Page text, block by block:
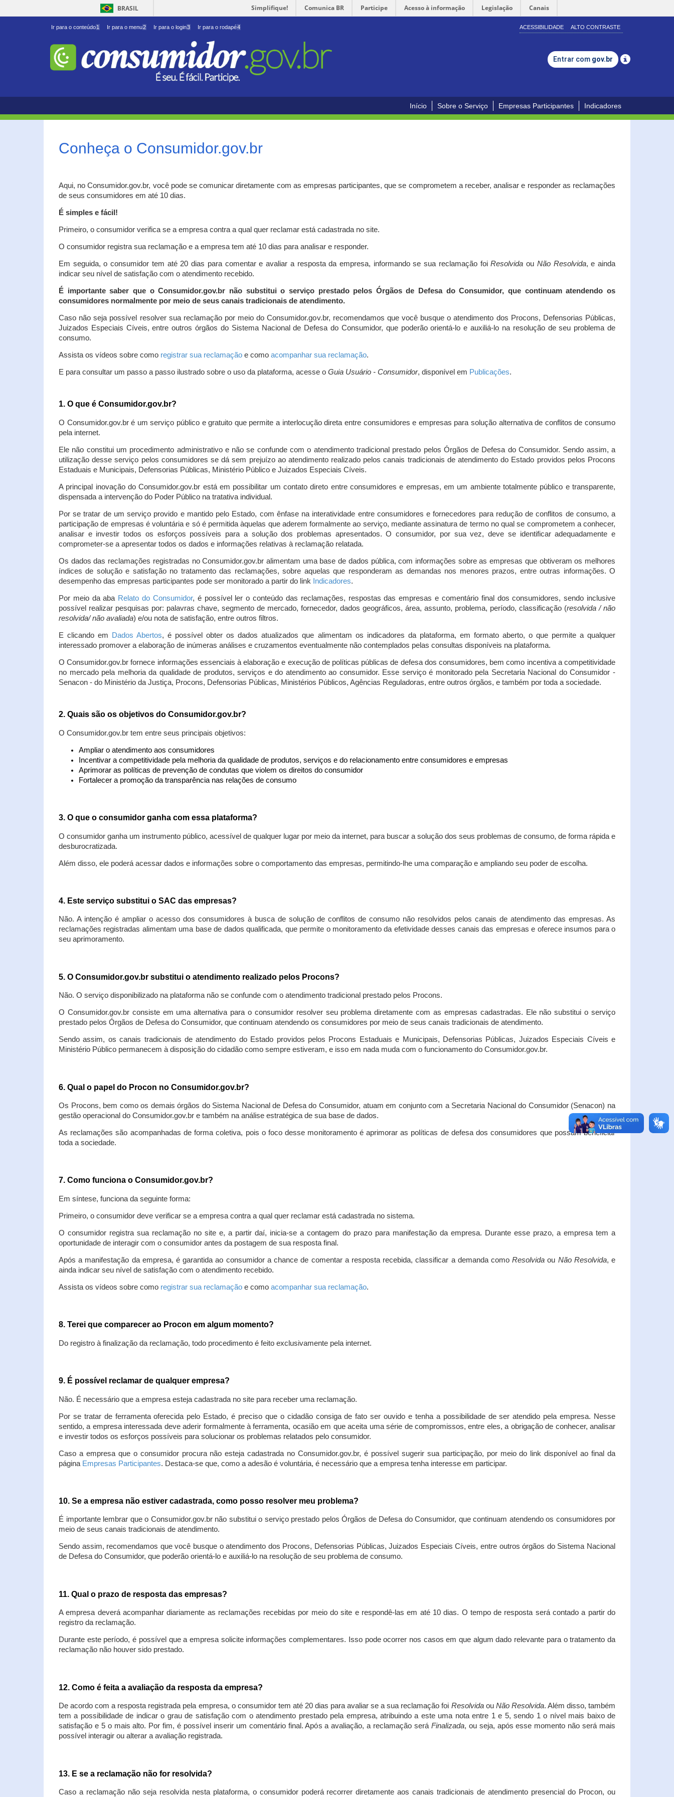
BRASIL Simplifique! Comunica BR Participe Acesso à informação Legislação Canais
Ir para o conteúdo1 Ir para o menu2 Ir para o login3 Ir para o rodapé4 ACESSIBILIDADE ALTO CONTRASTE
Entrar com gov.br
Início Sobre o Serviço Empresas Participantes Indicadores
Conheça o Consumidor.gov.br
Aqui, no Consumidor.gov.br, você pode se comunicar diretamente com as empresas participantes, que se comprometem a receber, analisar e responder as reclamações
de seus consumidores em até 10 dias.
É simples e fácil!
Primeiro, o consumidor verifica se a empresa contra a qual quer reclamar está cadastrada no site.
O consumidor registra sua reclamação e a empresa tem até 10 dias para analisar e responder.
Em seguida, o consumidor tem até 20 dias para comentar e avaliar a resposta da empresa, informando se sua reclamação foiResolvida ou Não Resolvida, e ainda
indicar seu nível de satisfação com o atendimento recebido.
É importante saber que o Consumidor.gov.br não substitui o serviço prestado pelos Órgãos de Defesa do Consumidor, que continuam atendendo os
consumidores normalmente por meio de seus canais tradicionais de atendimento.
Caso não seja possível resolver sua reclamação por meio do Consumidor.gov.br, recomendamos que você busque o atendimento dos Procons, Defensorias Públicas,
Juizados Especiais Cíveis, entre outros órgãos do Sistema Nacional de Defesa do Consumidor, que poderão orientá-lo e auxiliá-lo na resolução de seu problema de
consumo.
Assista os vídeos sobre como registrar sua reclamação e como acompanhar sua reclamação.
E para consultar um passo a passo ilustrado sobre o uso da plataforma, acesse o Guia Usuário - Consumidor, disponível em Publicações.
1. O que é Consumidor.gov.br?
O Consumidor.gov.br é um serviço público e gratuito que permite a interlocução direta entre consumidores e empresas para solução alternativa de conflitos de consumo
pela internet.
Ele não constitui um procedimento administrativo e não se confunde com o atendimento tradicional prestado pelos Órgãos de Defesa do Consumidor. Sendo assim, a
utilização desse serviço pelos consumidores se dá sem prejuízo ao atendimento realizado pelos canais tradicionais de atendimento do Estado providos pelos Procons
Estaduais e Municipais, Defensorias Públicas, Ministério Público e Juizados Especiais Cíveis.
A principal inovação do Consumidor.gov.br está em possibilitar um contato direto entre consumidores e empresas, em um ambiente totalmente público e transparente,
dispensada a intervenção do Poder Público na tratativa individual.
Por se tratar de um serviço provido e mantido pelo Estado, com ênfase na interatividade entre consumidores e fornecedores para redução de conflitos de consumo, a
participação de empresas é voluntária e só é permitida àquelas que aderem formalmente ao serviço, mediante assinatura de termo no qual se comprometem a conhecer,
analisar e investir todos os esforços possíveis para a solução dos problemas apresentados. O consumidor, por sua vez, deve se identificar adequadamente e
comprometer-se a apresentar todos os dados e informações relativas à reclamação relatada.
Os dados das reclamações registradas no Consumidor.gov.br alimentam uma base de dados pública, com informações sobre as empresas que obtiveram os melhores
índices de solução e satisfação no tratamento das reclamações, sobre aquelas que responderam as demandas nos menores prazos, entre outras informações. O
desempenho das empresas participantes pode ser monitorado a partir do link
Indicadores.
Por meio da aba Relato do Consumidor, é possível ler o conteúdo das reclamações, respostas das empresas e comentário final dos consumidores, sendo inclusive
possível realizar pesquisas por: palavras chave, segmento de mercado, fornecedor, dados geográficos, área, assunto, problema, período, classificação (resolvida / não
resolvida/ não avaliada) e/ou nota de satisfação, entre outros filtros.
E clicando em Dados Abertos, é possível obter os dados atualizados que alimentam os indicadores da plataforma, em formato aberto, o que permite a qualquer
interessado promover a elaboração de inúmeras análises e cruzamentos eventualmente não contemplados pelas consultas disponíveis na plataforma.
O Consumidor.gov.br fornece informações essenciais à elaboração e execução de políticas públicas de defesa dos consumidores, bem como incentiva a competitividade
no mercado pela melhoria da qualidade de produtos, serviços e do atendimento ao consumidor. Esse serviço é monitorado pela Secretaria Nacional do Consumidor -
Senacon - do Ministério da Justiça, Procons, Defensorias Públicas, Ministérios Públicos, Agências Reguladoras, entre outros órgãos, e também por toda a sociedade.
2. Quais são os objetivos do Consumidor.gov.br?
O Consumidor.gov.br tem entre seus principais objetivos:
Ampliar o atendimento aos consumidores
Incentivar a competitividade pela melhoria da qualidade de produtos, serviços e do relacionamento entre consumidores e empresas
Aprimorar as políticas de prevenção de condutas que violem os direitos do consumidor
Fortalecer a promoção da transparência nas relações de consumo
3. O que o consumidor ganha com essa plataforma?
O consumidor ganha um instrumento público, acessível de qualquer lugar por meio da internet, para buscar a solução dos seus problemas de consumo, de forma rápida e
desburocratizada.
Além disso, ele poderá acessar dados e informações sobre o comportamento das empresas, permitindo-lhe uma comparação e ampliando seu poder de escolha.
4. Este serviço substitui o SAC das empresas?
Não. A intenção é ampliar o acesso dos consumidores à busca de solução de conflitos de consumo não resolvidos pelos canais de atendimento das empresas. As
reclamações registradas alimentam uma base de dados qualificada, que permite o monitoramento da efetividade desses canais das empresas e oferece insumos para o
seu aprimoramento.
5. O Consumidor.gov.br substitui o atendimento realizado pelos Procons?
Não. O serviço disponibilizado na plataforma não se confunde com o atendimento tradicional prestado pelos Procons.
O Consumidor.gov.br consiste em uma alternativa para o consumidor resolver seu problema diretamente com as empresas cadastradas. Ele não substitui o serviço
prestado pelos Órgãos de Defesa do Consumidor, que continuam atendendo os consumidores por meio de seus canais tradicionais de atendimento.
Sendo assim, os canais tradicionais de atendimento do Estado providos pelos Procons Estaduais e Municipais, Defensorias Públicas, Juizados Especiais Cíveis e
Ministério Público permanecem à disposição do cidadão como sempre estiveram, e isso em nada muda com o funcionamento do Consumidor.gov.br.
6. Qual o papel do Procon no Consumidor.gov.br?
Os Procons, bem como os demais órgãos do Sistema Nacional de Defesa do Consumidor, atuam em conjunto com a Secretaria Nacional do Consumidor (Senacon) na
gestão operacional do Consumidor.gov.br e também na análise estratégica de sua base de dados.
As reclamações são acompanhadas de forma coletiva, pois o foco desse monitoramento é aprimorar as políticas de defesa dos consumidores que possam beneficiar
toda a sociedade.
7. Como funciona o Consumidor.gov.br?
Em síntese, funciona da seguinte forma:
Primeiro, o consumidor deve verificar se a empresa contra a qual quer reclamar está cadastrada no sistema.
O consumidor registra sua reclamação no site e, a partir daí, inicia-se a contagem do prazo para manifestação da empresa. Durante esse prazo, a empresa tem a
oportunidade de interagir com o consumidor antes da postagem de sua resposta final.
Após a manifestação da empresa, é garantida ao consumidor a chance de comentar a resposta recebida, classificar a demanda comoResolvida ou Não Resolvida, e
ainda indicar seu nível de satisfação com o atendimento recebido.
Assista os vídeos sobre como registrar sua reclamação e como acompanhar sua reclamação.
8. Terei que comparecer ao Procon em algum momento?
Do registro à finalização da reclamação, todo procedimento é feito exclusivamente pela internet.
9. É possível reclamar de qualquer empresa?
Não. É necessário que a empresa esteja cadastrada no site para receber uma reclamação.
Por se tratar de ferramenta oferecida pelo Estado, é preciso que o cidadão consiga de fato ser ouvido e tenha a possibilidade de ser atendido pela empresa. Nesse
sentido, a empresa interessada deve aderir formalmente à ferramenta, ocasião em que aceita uma série de compromissos, entre eles, a obrigação de conhecer, analisar
e investir todos os esforços possíveis para solucionar os problemas relatados pelo consumidor.
Caso a empresa que o consumidor procura não esteja cadastrada no Consumidor.gov.br, é possível sugerir sua participação, por meio do link disponível ao final da
página Empresas Participantes. Destaca-se que, como a adesão é voluntária, é necessário que a empresa tenha interesse em participar.
10. Se a empresa não estiver cadastrada, como posso resolver meu problema?
É importante lembrar que o Consumidor.gov.br não substitui o serviço prestado pelos Órgãos de Defesa do Consumidor, que continuam atendendo os consumidores por
meio de seus canais tradicionais de atendimento.
Sendo assim, recomendamos que você busque o atendimento dos Procons, Defensorias Públicas, Juizados Especiais Cíveis, entre outros órgãos do Sistema Nacional
de Defesa do Consumidor, que poderão orientá-lo e auxiliá-lo na resolução de seu problema de consumo.
11. Qual o prazo de resposta das empresas?
A empresa deverá acompanhar diariamente as reclamações recebidas por meio do site e respondê-las em até 10 dias. O tempo de resposta será contado a partir do
registro da reclamação.
Durante este período, é possível que a empresa solicite informações complementares. Isso pode ocorrer nos casos em que algum dado relevante para o tratamento da
reclamação não houver sido prestado.
12. Como é feita a avaliação da resposta da empresa?
De acordo com a resposta registrada pela empresa, o consumidor tem até 20 dias para avaliar se a sua reclamação foi Resolvidaou Não Resolvida. Além disso, também
tem a possibilidade de indicar o grau de satisfação com o atendimento prestado pela empresa, atribuindo a este uma nota entre 1 e 5, sendo 1 o nível mais baixo de
satisfação e 5 o mais alto. Por fim, é possível inserir um comentário final. Após a avaliação, a reclamação será Finalizada, ou seja, após esse momento não será mais
possível interagir ou alterar a avaliação registrada.
13. E se a reclamação não for resolvida?
Caso a reclamação não seja resolvida nesta plataforma, o consumidor poderá recorrer diretamente aos canais tradicionais de atendimento presencial do Procon, ou